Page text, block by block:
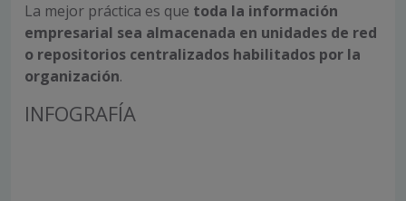
La mejor práctica es que toda la información
empresarial sea almacenada en unidades de red
o repositorios centralizados habilitados por la
organización.
INFOGRAFÍA